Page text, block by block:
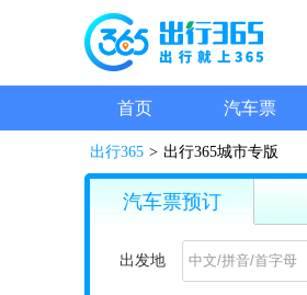
首页 汽车票
出行365 > 出行365城市专版
汽车票预订
出发地